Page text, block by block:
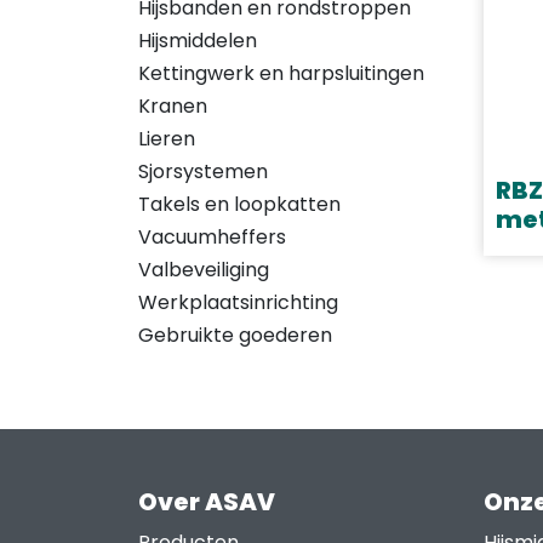
Hijsbanden en rondstroppen
Hijsmiddelen
Kettingwerk en harpsluitingen
Kranen
Lieren
Sjorsystemen
Takels en loopkatten
Vacuumheffers
Valbeveiliging
Werkplaatsinrichting
Gebruikte goederen
Deze
kan
Over ASAV